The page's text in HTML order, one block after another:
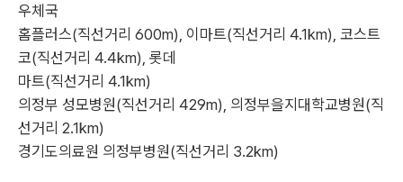
우체국
홈플러스(직선거리 600m), 이마트(직선거리 4.1km), 코스트
코(직선거리 4.4km), 롯데
마트(직선거리 4.1km)
의정부 성모병원(직선거리 429m), 의정부을지대학교병원(직
선거리 2.1km)
경기도의료원 의정부병원(직선거리 3.2km)